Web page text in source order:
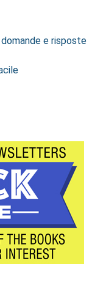
e risposte